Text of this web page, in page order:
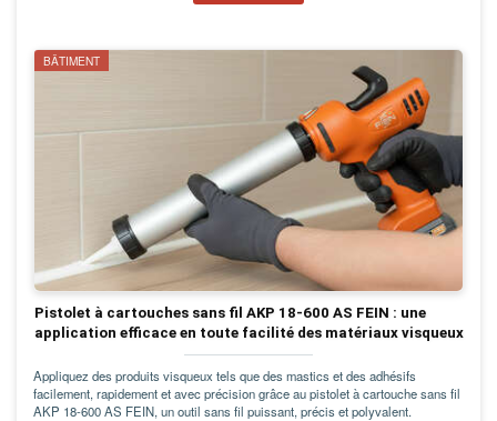
BÂTIMENT
Pistolet à cartouches sans fil AKP 18-600 AS FEIN : une
application efficace en toute facilité des matériaux visqueux
Appliquez des produits visqueux tels que des mastics et des adhésifs
facilement, rapidement et avec précision grâce au pistolet à cartouche sans fil
AKP 18-600 AS FEIN, un outil sans fil puissant, précis et polyvalent.